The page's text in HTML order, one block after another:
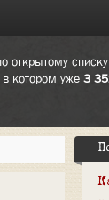
открытому
котором уже 3